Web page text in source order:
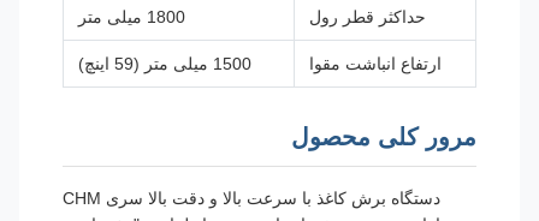
حداکثر قطر رول
ارتفاع انباشت مقوا
مرور کلی محصول
دستگاه برش کاغذ با سرعت بالا و دقت بالا سری CHM